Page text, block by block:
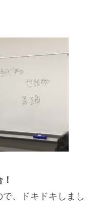
、ドキドキしまし